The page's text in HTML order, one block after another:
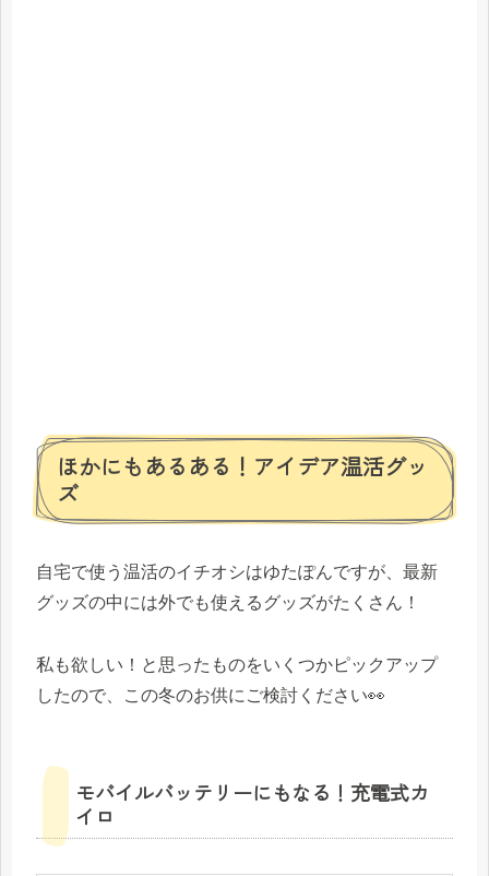
ほかにもあるある！アイデア温活グッ
ズ
自宅で使う温活のイチオシはゆたぽんですが、最新
グッズの中には外でも使えるグッズがたくさん！
私も欲しい！と思ったものをいくつかピックアップ
したので、この冬のお供にご検討ください👀
モバイルバッテリーにもなる！充電式カ
イロ